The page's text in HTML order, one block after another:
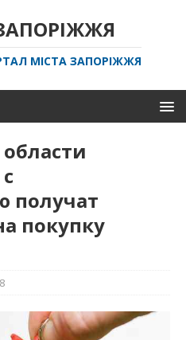
МІСТА ЗАПОРІЖЖЯ
получат
покупку